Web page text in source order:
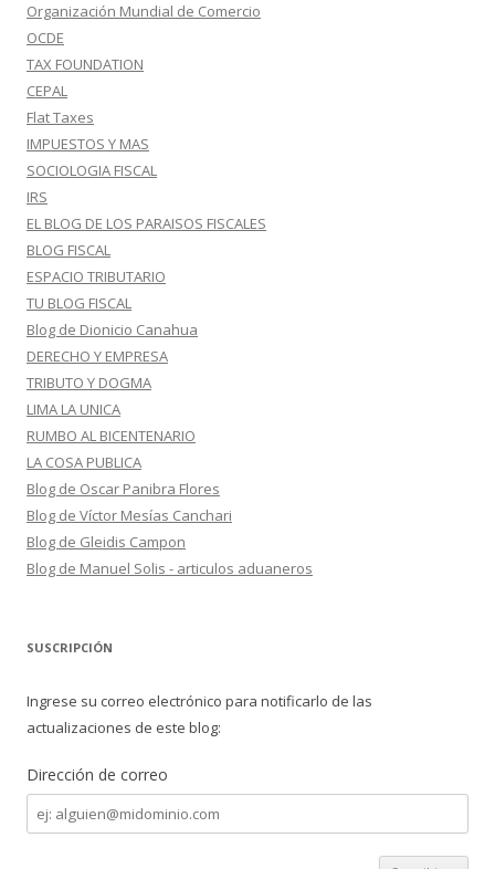
Organización Mundial de Comercio
OCDE
TAX FOUNDATION
CEPAL
Flat Taxes
IMPUESTOS Y MAS
SOCIOLOGIA FISCAL
IRS
EL BLOG DE LOS PARAISOS FISCALES
BLOG FISCAL
ESPACIO TRIBUTARIO
TU BLOG FISCAL
Blog de Dionicio Canahua
DERECHO Y EMPRESA
TRIBUTO Y DOGMA
LIMA LA UNICA
RUMBO AL BICENTENARIO
LA COSA PUBLICA
Blog de Oscar Panibra Flores
Blog de Víctor Mesías Canchari
Blog de Gleidis Campon
Blog de Manuel Solis - articulos aduaneros
SUSCRIPCIÓN
Ingrese su correo electrónico para notificarlo de las
actualizaciones de este blog:
Dirección de correo
Dirección
de
correo